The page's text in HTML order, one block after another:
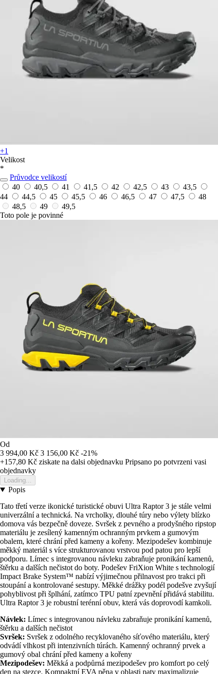
+1
Velikost
*
Průvodce velikostí
40
40,5 41 41,5 42 42,5 43
43,5
44
44,5 45 45,5 46 46,5 47 47,5
48
48,5
49
49,5
Toto pole je povinné
Od
3 994,00 Kč 3 156,00 Kč -21%
+157,80 Kč ziskate na dalsi objednavku Pripsano po potvrzeni vasi
objednavky
Loading...
Popis
Tato třetí verze ikonické turistické obuvi Ultra Raptor 3 je stále velmi
univerzální a technická. Na vrcholky, dlouhé túry nebo výlety blízko
domova vás bezpečně doveze. Svršek z pevného a prodyšného ripstop
materiálu je zesílený kamenným ochranným prvkem a gumovým
obalem, které chrání před kameny a kořeny. Mezipodešev kombinuje
měkký materiál s více strukturovanou vrstvou pod patou pro lepší
podporu. Límec s integrovanou návleku zabraňuje pronikání kamenů,
štěrku a dalších nečistot do boty. Podešev FriXion White s technologií
Impact Brake System™ nabízí výjimečnou přilnavost pro trakci při
stoupání a kontrolované sestupy. Měkké drážky podél podešve zvyšují
pohyblivost při šplhání, zatímco TPU patní zpevnění přidává stabilitu.
Ultra Raptor 3 je robustní terénní obuv, která vás doprovodí kamkoli.
Návlek: Límec s integrovanou návleku zabraňuje pronikání kamenů,
štěrku a dalších nečistot
Svršek: Svršek z odolného recyklovaného síťového materiálu, který
odvádí vlhkost při intenzivních túrách. Kamenný ochranný prvek a
gumový obal chrání před kameny a kořeny
Mezipodešev: Měkká a podpůrná mezipodešev pro komfort po celý
den na stezce. Kompaktní EVA pěna v oblasti paty maximalizuje